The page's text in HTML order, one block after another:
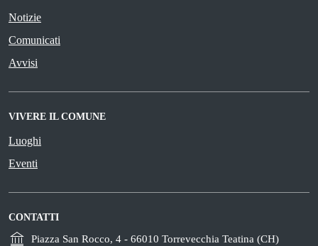
Notizie
Comunicati
Avvisi
VIVERE IL COMUNE
Luoghi
Eventi
CONTATTI
Piazza San Rocco, 4 - 66010 Torrevecchia Teatina (CH)